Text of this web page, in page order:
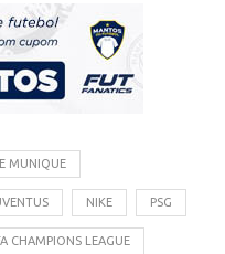
MUNIQUE
NIKE PSG
CHAMPIONS LEAGUE